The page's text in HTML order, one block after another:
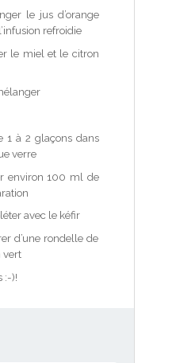
le jus d’orange
refroidie
le miel et le citron
1 à 2 glaçons dans
verre
environ 100 ml de
avec le kéfir
d’une rondelle de
vert
:-)!